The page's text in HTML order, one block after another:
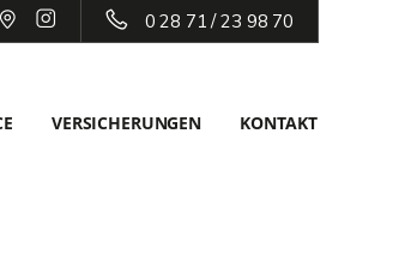
0 28 71 / 23 98 70
VERSICHERUNGEN KONTAKT